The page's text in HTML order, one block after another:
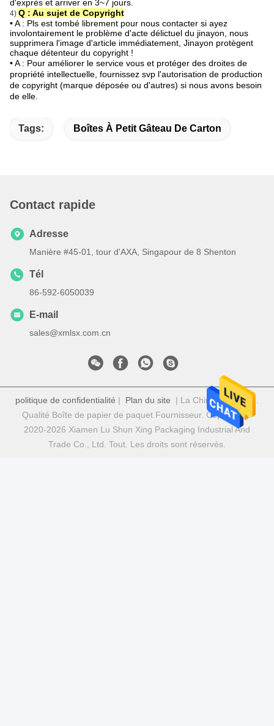
d'exprès et arriver en 3~7 jours.
4) Q : Au sujet de Copyright
• A : Pls est tombé librement pour nous contacter si ayez
involontairement le problème d'acte délictuel du jinayon, nous
supprimera l'image d'article immédiatement, Jinayon protègent
chaque détenteur du copyright !
• A : Pour améliorer le service vous et protéger des droites de
propriété intellectuelle, fournissez svp l'autorisation de production
de copyright (marque déposée ou d'autres) si nous avons besoin
de elle.
Tags: Boîtes À Petit Gâteau De Carton
Contact rapide
Adresse
Manière #45-01, tour d'AXA, Singapour de 8 Shenton
Tél
86-592-6050039
E-mail
sales@xmlsx.com.cn
politique de confidentialité | Plan du site | La Chine est bonne.
Qualité Boîte de papier de paquet Fournisseur. Copyright ©
2020-2026 Xiamen Lu Shun Xing Packaging Industrial And
Trade Co., Ltd. Tout. Les droits sont réservés.